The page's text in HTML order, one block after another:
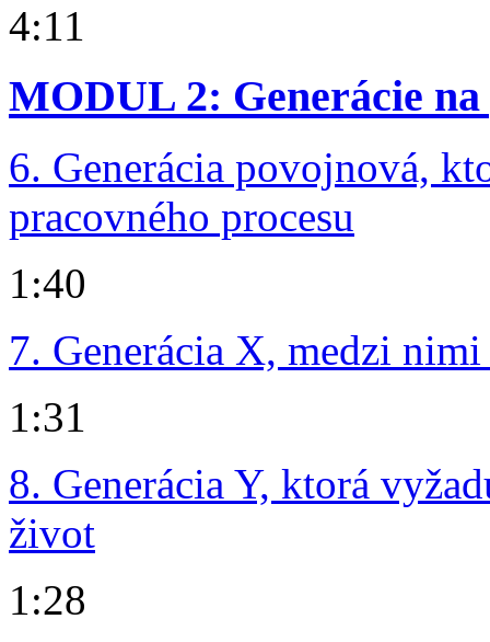
4:11
MODUL 2: Generácie
6. Generácia povojnová,
pracovného procesu
1:40
7. Generácia X, medzi
1:31
8. Generácia Y, ktorá
život
1:28